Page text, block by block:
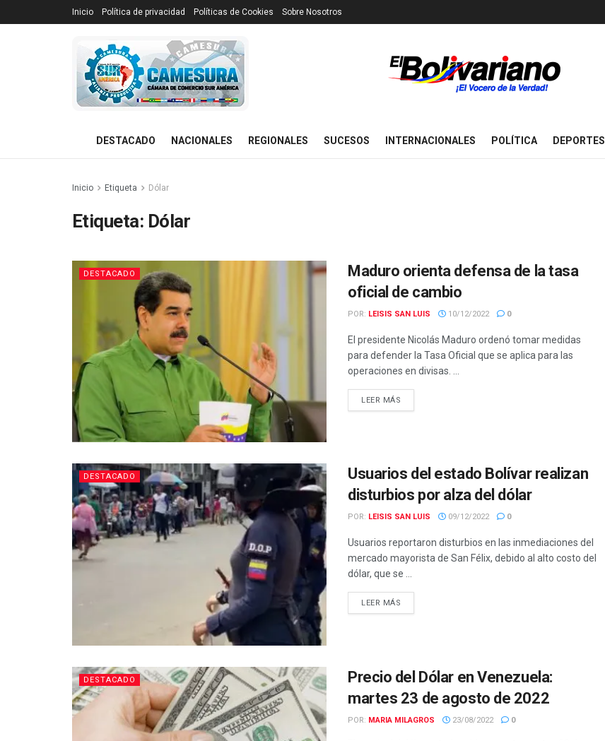
Inicio Política de privacidad Políticas de Cookies Sobre Nosotros
DESTACADO NACIONALES REGIONALES SUCESOS INTERNACIONALES POLÍTICA DEPORTES
Inicio Etiqueta Dólar
Etiqueta: Dólar
DESTACADO
Maduro orienta defensa de la tasa
oficial de cambio
POR: LEISIS SAN LUIS 10/12/2022 0
El presidente Nicolás Maduro ordenó tomar medidas
para defender la Tasa Oficial que se aplica para las
operaciones en divisas. ...
LEER MÁS
DESTACADO
Usuarios del estado Bolívar realizan
disturbios por alza del dólar
POR: LEISIS SAN LUIS 09/12/2022 0
Usuarios reportaron disturbios en las inmediaciones del
mercado mayorista de San Félix, debido al alto costo del
dólar, que se ...
LEER MÁS
DESTACADO
Precio del Dólar en Venezuela:
martes 23 de agosto de 2022
POR: MARIA MILAGROS 23/08/2022 0